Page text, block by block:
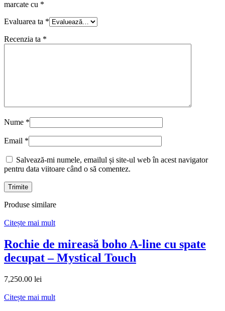
marcate cu *
Evaluarea ta *
Recenzia ta *
Nume *
Email *
Salvează-mi numele, emailul și site-ul web în acest navigator
pentru data viitoare când o să comentez.
Produse similare
Citește mai mult
Rochie de mireasă boho A-line cu spate
decupat – Mystical Touch
7,250.00 lei
Citește mai mult